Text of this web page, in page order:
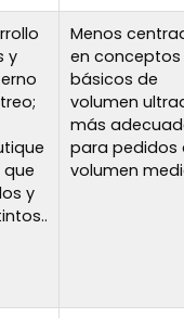
y
y
Menos
en conceptos
básicos de
volumen
más
para pedidos
volumen